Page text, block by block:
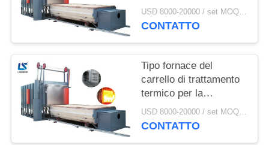
di normalizzazione di
tempera d'acciaio
USD 8000-20000 / set MOQ:1 insieme
CONTATTO
Tipo fornace del
carrello di trattamento
termico per la
tempera/indurirsi/che
tempera
USD 8000-20000 / set MOQ:1 set
CONTATTO